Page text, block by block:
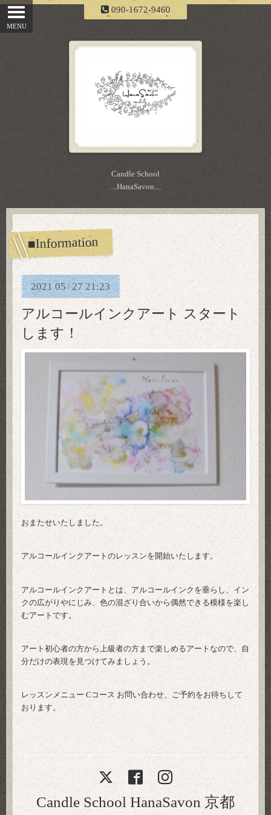
090-1672-9460
Candle School
....HanaSavon....
■Information
2021 05/27 21:23
アルコールインクアート スタート
します！
おまたせいたしました。
アルコールインクアートのレッスンを開始いたします。
アルコールインクアートとは、アルコールインクを垂らし、イン
クの広がりやにじみ、色の混ざり合いから偶然できる模様を楽し
むアートです。
アート初心者の方から上級者の方まで楽しめるアートなので、自
分だけの表現を見つけてみましょう。
レッスンメニュー Cコース お問い合わせ、ご予約をお待ちして
おります。
Candle School HanaSavon 京都